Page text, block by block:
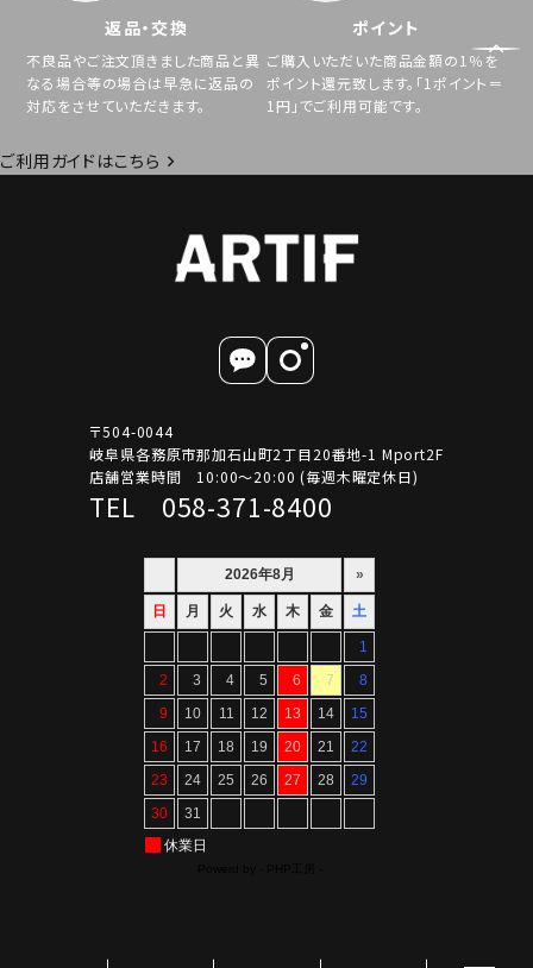
返品・交換
不良品やご注文頂きました商品と異
なる場合等の場合は早急に返品の
対応をさせていただきます。
ポイント
ご購入いただいた商品金額の1％を
ポイント還元致します。「1ポイント＝
1円」でご利用可能です。
ご利用ガイドはこちら
〒504-0044
岐阜県各務原市那加石山町2丁目20番地-1 Mport2F
店舗営業時間 10:00～20:00 (毎週木曜定休日)
TEL 058-371-8400
Copyright ©ARTIF All Rights Reserved.